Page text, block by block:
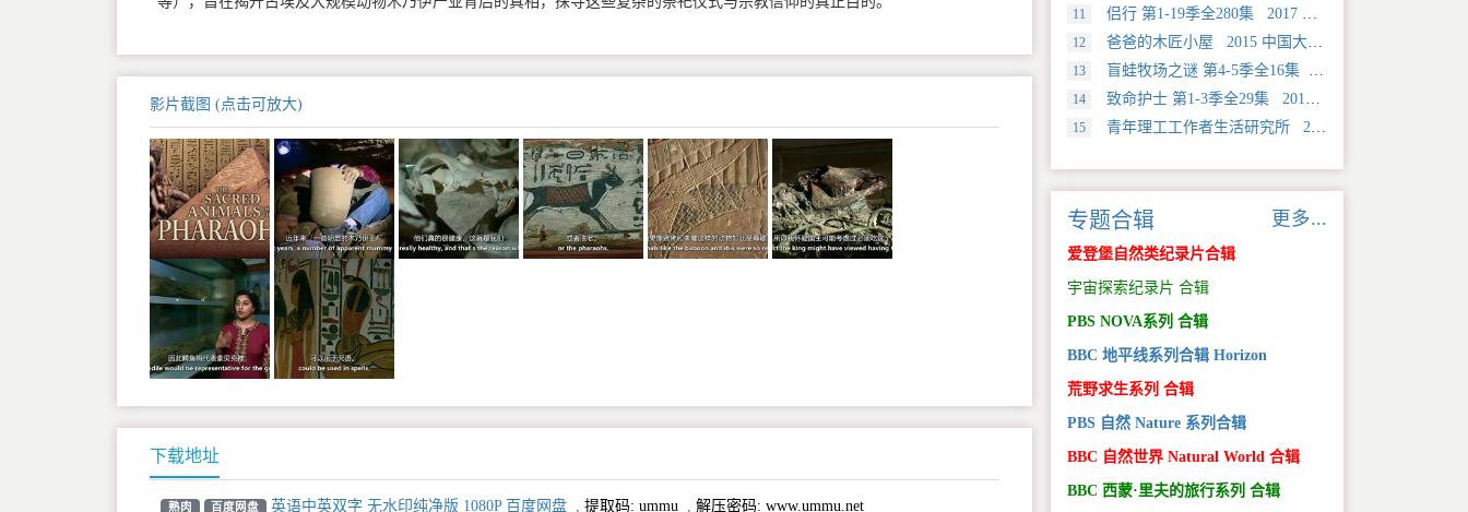
影片截图 (点击可放大)
下载地址
熟肉 百度网盘 英语中英双字 无水印纯净版 1080P 百度网盘 , 提取码:ummu , 解压密码: www.ummu.net
11 侣行 第1-19季全280集 2017 中国大陆 旅行类纪录片
12 爸爸的木匠小屋 2015 中国大陆 社会生活类纪录片
13 盲蛙牧场之谜 第4-5季全16集 2025 美国 Discovery 探索类纪录片
14 致命护士 第1-3季全29集 2016 英国 传记类纪录片
15 青年理工工作者生活研究所 2022 中国大陆 社会生活类纪录片
专题合辑 更多...
爱登堡自然类纪录片合辑
宇宙探索纪录片 合辑
PBS NOVA系列 合辑
BBC 地平线系列合辑 Horizon
荒野求生系列 合辑
PBS 自然 Nature 系列合辑
BBC 自然世界 Natural World 合辑
BBC 西蒙·里夫的旅行系列 合辑